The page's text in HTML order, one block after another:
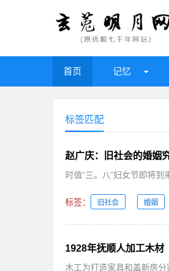
首页 记忆
标签匹配
赵广庆：旧社会的婚姻
时值“三。八”妇女节即将
标签： 旧社会 婚姻
1928年抚顺人加工木材
木工为打造家具和盖新房分